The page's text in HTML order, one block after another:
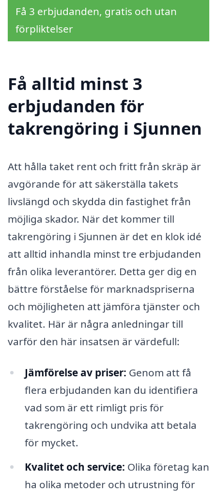
Få 3 erbjudanden, gratis och utan
förpliktelser
Få alltid minst 3
erbjudanden för
takrengöring i Sjunnen
Att hålla taket rent och fritt från skräp är
avgörande för att säkerställa takets
livslängd och skydda din fastighet från
möjliga skador. När det kommer till
takrengöring i Sjunnen är det en klok idé
att alltid inhandla minst tre erbjudanden
från olika leverantörer. Detta ger dig en
bättre förståelse för marknadspriserna
och möjligheten att jämföra tjänster och
kvalitet. Här är några anledningar till
varför den här insatsen är värdefull:
Jämförelse av priser: Genom att få
flera erbjudanden kan du identifiera
vad som är ett rimligt pris för
takrengöring och undvika att betala
för mycket.
Kvalitet och service: Olika företag kan
ha olika metoder och utrustning för